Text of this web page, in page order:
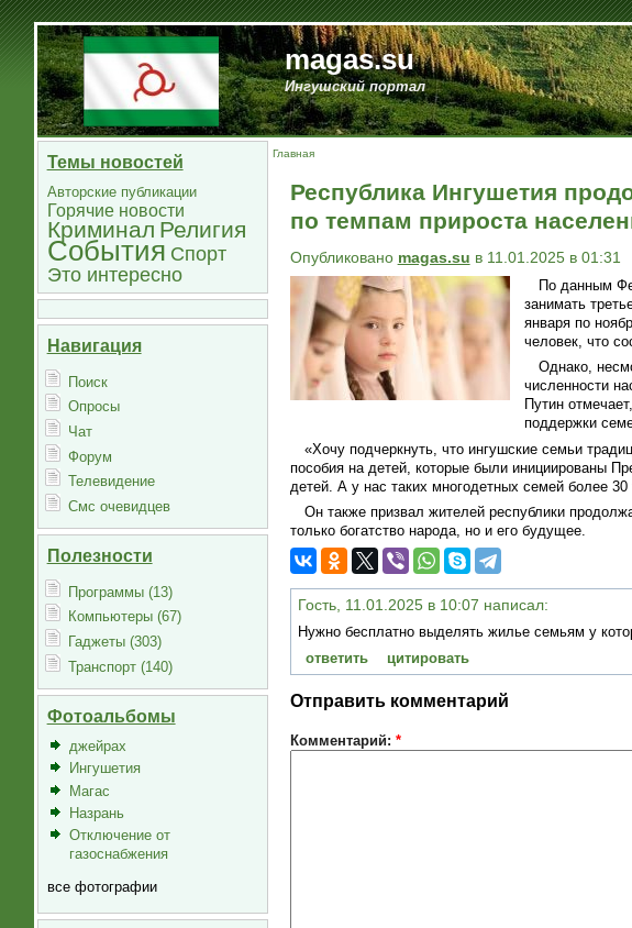
magas.su
Ингушский портал
Темы новостей
Авторские публикации
Горячие новости
Криминал Религия
События Спорт
Это интересно
Навигация
Поиск
Опросы
Чат
Форум
Телевидение
Смс очевидцев
Полезности
Программы (13)
Компьютеры (67)
Гаджеты (303)
Транспорт (140)
Фотоальбомы
джейрах
Ингушетия
Магас
Назрань
Отключение от
газоснабжения
все фотографии
Главная
Республика Ингушетия
по темпам прироста
Опубликовано magas.su в 11.01.2025 в 01:31
По данным
занимать
января по
человек, что
Однако,
численности
Путин
поддержки
«Хочу подчеркнуть, что ингушские семьи
пособия на детей, которые были инициированы
детей. А у нас таких многодетных семей более
Он также призвал жителей республики
только богатство народа, но и его будущее.
Гость, 11.01.2025 в 10:07 написал:
Нужно бесплатно выделять жилье семьям у
ответить
цитировать
Отправить комментарий
Комментарий: *